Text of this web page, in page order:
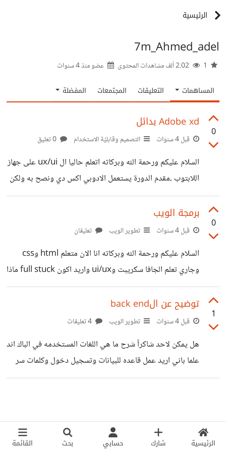
الرئيسية شارك حسابي بحث القائمة
الرئيسية
7m_Ahmed_adel
عضو منذ4 سنوات
المساهمات التعليقات المجتمعات المفضلة
0
Adobe xd بدائل
قبل 4 سنوات التصميم وقابليّة الاستخدام
السلام عليكم ورحمة الله وبركاته اتعلم حاليا ال ux/ui على جهاز
اللابتوب ،مقدم الدورة يستعمل الادوبي اكس دي ونصح به ولكن
جهازي لا يستطيع تحمله ولم استطع تحميل برنامج
justinmind البديل له لذا اريد برنامج مجاني وجيد وخفيف
لاستعماله علما بان جهازي ٤جيجا رام و64x بت
0
برمجة الويب
قبل 4 سنوات تطوير الويب تعليقان
السلام عليكم ورحمة الله وبركاته انا الان متعلم html وcss
وجاري تعلم الجافا سكريبت وui/ux واريد اكون full stuck ماذا
باقي لي في الفرونت اند والباك اند ،ومن اين استطيع الحصول
على مشاريع pdf لتنفيذها وشكرآ.
1
توضيح عن الback end
قبل 4 سنوات تطوير الويب
هل يمكن لاحد شاكرآ شرح ما هي اللغات المستخدمه في الباك اند
علما باني اريد عمل قاعده للبيانات وتسجيل دخول وكلمات سر